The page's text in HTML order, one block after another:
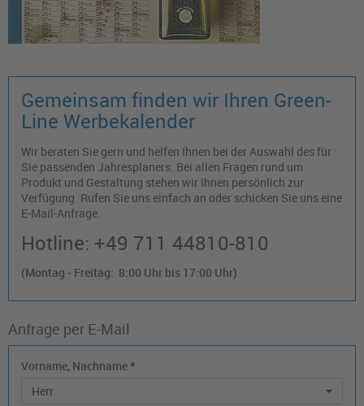
Gemeinsam finden wir Ihren Green-
Line Werbekalender
Wir beraten Sie gern und helfen Ihnen bei der Auswahl des für
Sie passenden Jahresplaners. Bei allen Fragen rund um
Produkt und Gestaltung stehen wir Ihnen persönlich zur
Verfügung. Rufen Sie uns einfach an oder schicken Sie uns eine
E-Mail-Anfrage.
Hotline: +49 711 44810-810
(Montag - Freitag: 8:00 Uhr bis 17:00 Uhr)
Anfrage per E-Mail
Vorname, Nachname*
Herr